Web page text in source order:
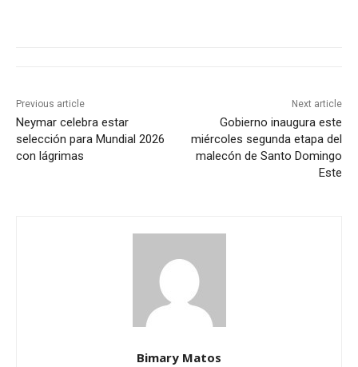
Previous article
Neymar celebra estar
selección para Mundial 2026
con lágrimas
Next article
Gobierno inaugura este
miércoles segunda etapa del
malecón de Santo Domingo
Este
Bimary Matos